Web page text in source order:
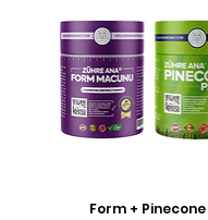
Form + Pinecone